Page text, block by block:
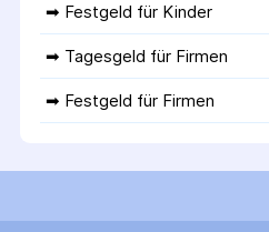
➡ Festgeld für Kinder
➡ Tagesgeld für Firmen
➡ Festgeld für Firmen